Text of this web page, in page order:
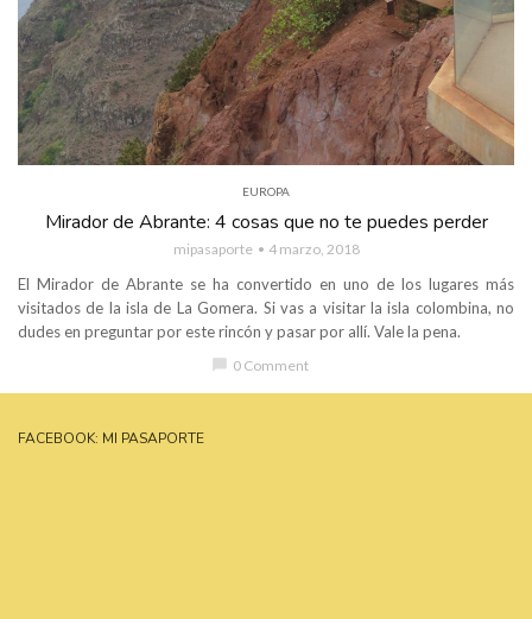
EUROPA
Mirador de Abrante: 4 cosas que no te puedes perder
mipasaporte 4 marzo, 2018
El Mirador de Abrante se ha convertido en uno de los lugares más
visitados de la isla de La Gomera. Si vas a visitar la isla colombina, no
dudes en preguntar por este rincón y pasar por allí. Vale la pena.
0 Comment
FACEBOOK: MI PASAPORTE